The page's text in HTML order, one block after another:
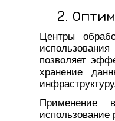
2.
Центры
позволяет
хранение
Применение
использование